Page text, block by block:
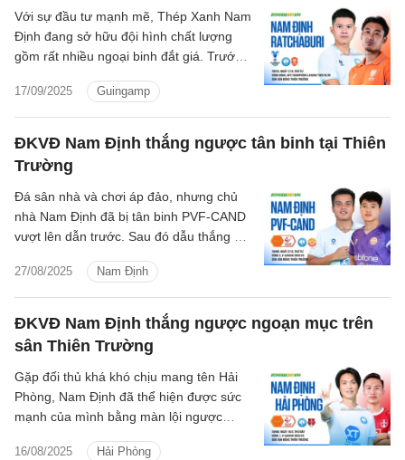
17/09/2025 Guingamp
Với sự đầu tư mạnh mẽ, Thép Xanh Nam
Định đang sở hữu đội hình chất lượng
gồm rất nhiều ngoại binh đắt giá. Trước
HLV Vũ Hồng Việt hoàn toàn có thể giành
trọn 3 điểm.
ĐKVĐ Nam Định thắng ngược tân binh tại Thiên
Trường
27/08/2025 Nam Định
Đá sân nhà và chơi áp đảo, nhưng chủ
nhà Nam Định đã bị tân binh PVF-CAND
vượt lên dẫn trước. Sau đó dẫu thắng 2-
nhằn của thầy trò HLV Vũ Hồng Việt.
ĐKVĐ Nam Định thắng ngược ngoạn mục trên
sân Thiên Trường
16/08/2025 Hải Phòng
Gặp đối thủ khá khó chịu mang tên Hải
Phòng, Nam Định đã thể hiện được sức
mạnh của mình bằng màn lội ngược